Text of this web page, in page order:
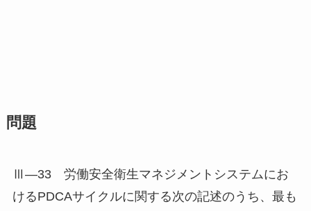
問題
Ⅲ―33 労働安全衛生マネジメントシステムにお
けるPDCAサイクルに関する次の記述のうち、最も